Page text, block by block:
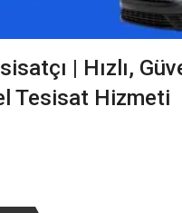
| Hızlı,
Tesisat Hizmeti